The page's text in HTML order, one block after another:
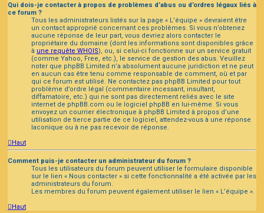
Qui dois-je contacter à propos de problèmes d’abus ou d’ordres légaux liés à
ce forum ?
Tous les administrateurs listés sur la page « L’équipe » devraient être
un contact approprié concernant ces problèmes. Si vous n’obtenez
aucune réponse de leur part, vous devriez alors contacter le
propriétaire du domaine (dont les informations sont disponibles grâce
à une requête WHOIS), ou, si celui-ci fonctionne sur un service gratuit
(comme Yahoo, Free, etc.), le service de gestion des abus. Veuillez
noter que phpBB Limited n’a absolument aucune juridiction et ne peut
en aucun cas être tenu comme responsable de comment, où et par
qui ce forum est utilisé. Ne contactez pas phpBB Limited pour tout
problème d’ordre légal (commentaire incessant, insultant,
diffamatoire, etc.) qui ne sont pas directement reliés avec le site
internet de phpBB.com ou le logiciel phpBB en lui-même. Si vous
envoyez un courrier électronique à phpBB Limited à propos d’une
utilisation de tierce partie de ce logiciel, attendez-vous à une réponse
laconique ou à ne pas recevoir de réponse.
Haut
Comment puis-je contacter un administrateur du forum ?
Tous les utilisateurs du forum peuvent utiliser le formulaire disponible
sur le lien « Nous contacter » si cette fonctionnalité a été activée par les
administrateurs du forum.
Les membres du forum peuvent également utiliser le lien « L’équipe ».
Haut